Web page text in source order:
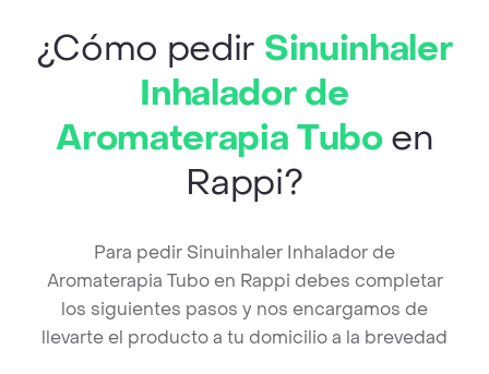
¿Cómo pedir Sinuinhaler
Inhalador de
Aromaterapia Tuboen
Rappi?
Para pedir Sinuinhaler Inhalador de
Aromaterapia Tubo en Rappi debes completar
los siguientes pasos y nos encargamos de
llevarte el producto a tu domicilio a la brevedad